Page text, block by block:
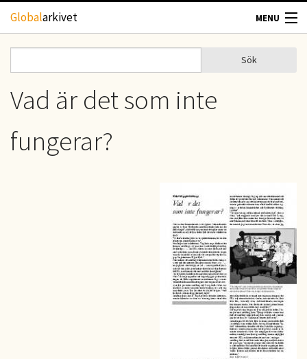
Hoppa till huvudinnehåll
Globalarkivet MENU
TIDSKRIFTER
GEOGRAFI
Sökformulär
Sök
Vad är det som inte
fungerar?